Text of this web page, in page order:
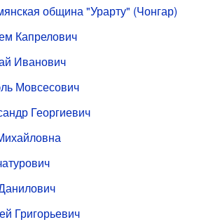
община "Урарту" (Чонгар)
Капрелович
Иванович
Мовсесович
Георгиевич
Григорьевич